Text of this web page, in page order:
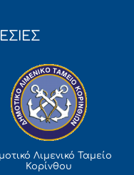
Λιμενικό Ταμείο
Κορίνθου